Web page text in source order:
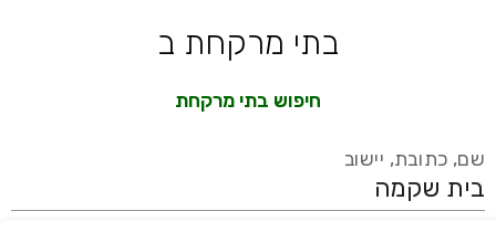
בתי מרקחת ב
חיפוש בתי מרקחת
שם, כתובת, יישוב